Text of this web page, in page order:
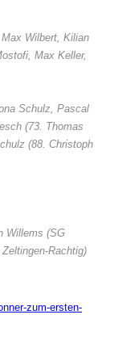
Wilbert, Kilian
Max Keller,
Schulz, Pascal
(73. Thomas
(88. Christoph
Willems (SG
Rachtig)
zum-ersten-